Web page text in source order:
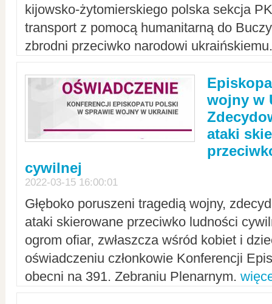
kijowsko-żytomierskiego polska sekcja
transport z pomocą humanitarną do
zbrodni przeciwko narodowi
wojny w
ataki
cywilnej
2022-03-15 16:00:01
Głęboko poruszeni tragedią wojny,
ataki skierowane przeciwko ludności
ogrom ofiar, zwłaszcza wśród kobiet i
oświadczeniu członkowie Konferencji
obecni na 391. Zebraniu Plenarnym.